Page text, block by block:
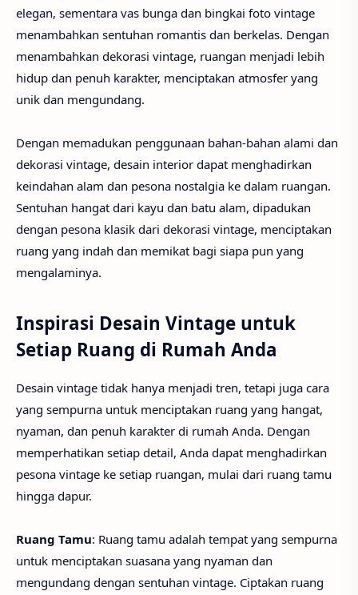
elegan, sementara vas bunga dan bingkai foto vintage
menambahkan sentuhan romantis dan berkelas. Dengan
menambahkan dekorasi vintage, ruangan menjadi lebih
hidup dan penuh karakter, menciptakan atmosfer yang
unik dan mengundang.
Dengan memadukan penggunaan bahan-bahan alami dan
dekorasi vintage, desain interior dapat menghadirkan
keindahan alam dan pesona nostalgia ke dalam ruangan.
Sentuhan hangat dari kayu dan batu alam, dipadukan
dengan pesona klasik dari dekorasi vintage, menciptakan
ruang yang indah dan memikat bagi siapa pun yang
mengalaminya.
Inspirasi Desain Vintage untuk
Setiap Ruang di Rumah Anda
Desain vintage tidak hanya menjadi tren, tetapi juga cara
yang sempurna untuk menciptakan ruang yang hangat,
nyaman, dan penuh karakter di rumah Anda. Dengan
memperhatikan setiap detail, Anda dapat menghadirkan
pesona vintage ke setiap ruangan, mulai dari ruang tamu
hingga dapur.
Ruang Tamu: Ruang tamu adalah tempat yang sempurna
untuk menciptakan suasana yang nyaman dan
mengundang dengan sentuhan vintage. Ciptakan ruang